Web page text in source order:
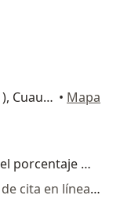
Avenida Chapultepec 350 (altos 401), Cuauhtémoc • Mapa
Dieta especializada para disminuir el porcentaje de grasa
Este especialista no ofrece reserva de cita en línea en esta dirección.